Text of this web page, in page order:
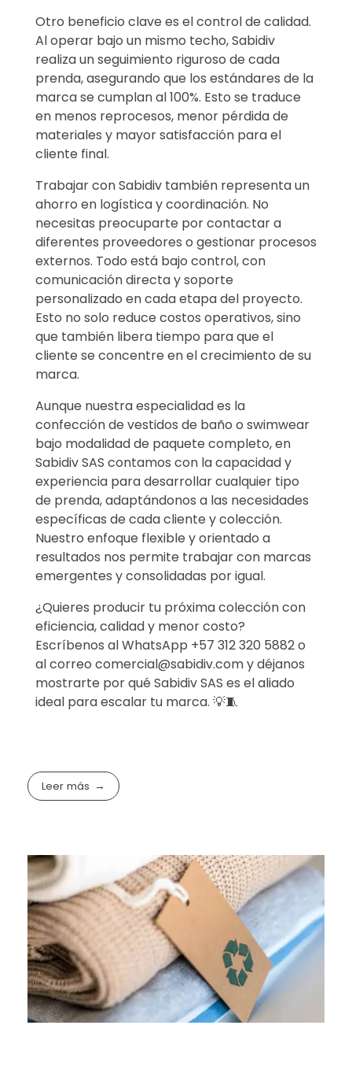
Otro beneficio clave es el control de calidad.
Al operar bajo un mismo techo, Sabidiv
realiza un seguimiento riguroso de cada
prenda, asegurando que los estándares de la
marca se cumplan al 100%. Esto se traduce
en menos reprocesos, menor pérdida de
materiales y mayor satisfacción para el
cliente final.
Trabajar con Sabidiv también representa un
ahorro en logística y coordinación. No
necesitas preocuparte por contactar a
diferentes proveedores o gestionar procesos
externos. Todo está bajo control, con
comunicación directa y soporte
personalizado en cada etapa del proyecto.
Esto no solo reduce costos operativos, sino
que también libera tiempo para que el
cliente se concentre en el crecimiento de su
marca.
Aunque nuestra especialidad es la
confección de vestidos de baño o swimwear
bajo modalidad de paquete completo, en
Sabidiv SAS contamos con la capacidad y
experiencia para desarrollar cualquier tipo
de prenda, adaptándonos a las necesidades
específicas de cada cliente y colección.
Nuestro enfoque flexible y orientado a
resultados nos permite trabajar con marcas
emergentes y consolidadas por igual.
¿Quieres producir tu próxima colección con
eficiencia, calidad y menor costo?
Escríbenos al WhatsApp +57 312 320 5882 o
al correo comercial@sabidiv.com y déjanos
mostrarte por qué Sabidiv SAS es el aliado
ideal para escalar tu marca. 💡🧵
Leer más